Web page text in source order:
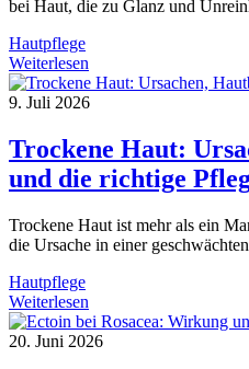
bei Haut, die zu Glanz und
Hautpflege
Weiterlesen
Poren
verfeinern:
wirklich
hilft
9. Juli 2026
Trockene Haut:
und die richtige
Trockene Haut ist mehr als ein
die Ursache in einer
Hautpflege
Weiterlesen
Haut:
Ursachen,
20. Juni 2026